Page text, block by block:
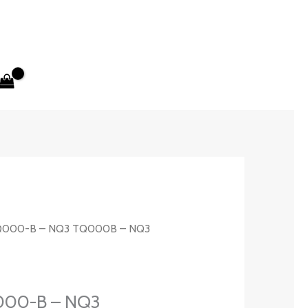
B – NQ3 TQ000B – NQ3
B – NQ3